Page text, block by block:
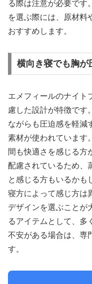
る際は注意が必要です
を選ぶ際には、原材料
おすすめします。
横向き寝でも胸が
エメフィールのナイト
慮した設計が特徴です
ながらも圧迫感を軽減
素材が使われています
間も快適さを感じる方
配慮されているため、
と感じる方もいるかも
寝方によって感じ方は
デザインを選ぶことが
るアイテムとして、多
不安がある場合は、専
す。